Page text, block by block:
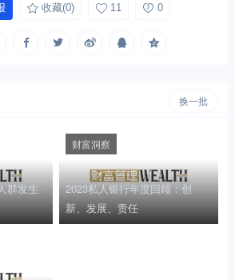
收藏(0) 11 0
换一批
群发生
2023私人银行年度回顾：创
新、发展、责任
财富洞察